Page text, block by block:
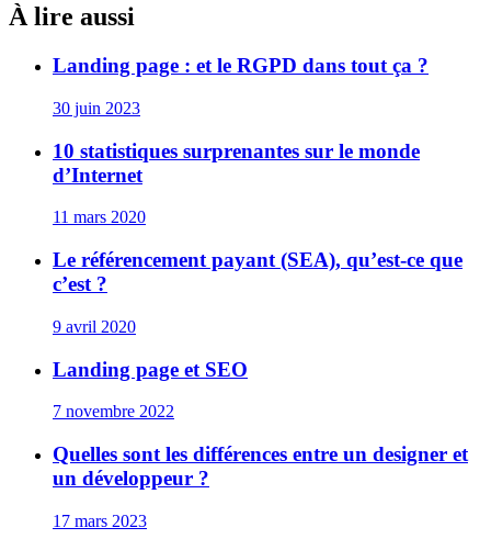
À lire aussi
Landing page : et le RGPD dans tout ça ?
30 juin 2023
10 statistiques surprenantes sur le monde
d’Internet
11 mars 2020
Le référencement payant (SEA), qu’est-ce que
c’est ?
9 avril 2020
Landing page et SEO
7 novembre 2022
Quelles sont les différences entre un designer et
un développeur ?
17 mars 2023